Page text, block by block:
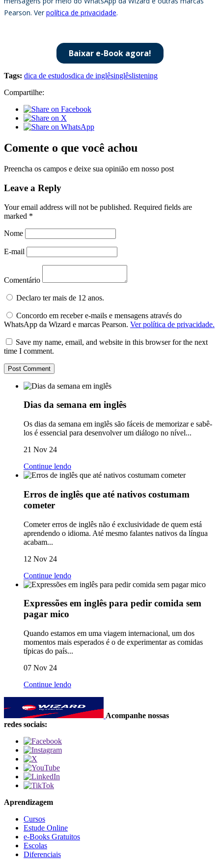
Tags: dica de estudosdica de inglêsinglêslistening
Compartilhe:
Comente o que você achou
Preencha os campos e deixe sua opinião em nosso post
Leave a Reply
Your email address will not be published. Required fields are
marked *
Nome
E-mail
Comentário
Declaro ter mais de 12 anos.
Concordo em receber e-mails e mensagens através do
WhatsApp da Wizard e marcas Pearson. Ver política de privacidade.
Save my name, email, and website in this browser for the next
time I comment.
Dias da semana em inglês
Os dias da semana em inglês são fáceis de memorizar e sabê-
los é essencial para desenvolver um diálogo no nível...
21 Nov 24
Continue lendo
Erros de inglês que até nativos costumam
cometer
Cometer erros de inglês não é exclusividade de quem está
aprendendo o idioma. Até mesmo falantes nativos da língua
acabam...
12 Nov 24
Continue lendo
Expressões em inglês para pedir comida sem
pagar mico
Quando estamos em uma viagem internacional, um dos
momentos mais esperados é o de experimentar as comidas
típicas do país...
07 Nov 24
Continue lendo
Acompanhe nossas
redes sociais:
Aprendizagem
Cursos
Estude Online
e-Books Gratuitos
Escolas
Diferenciais